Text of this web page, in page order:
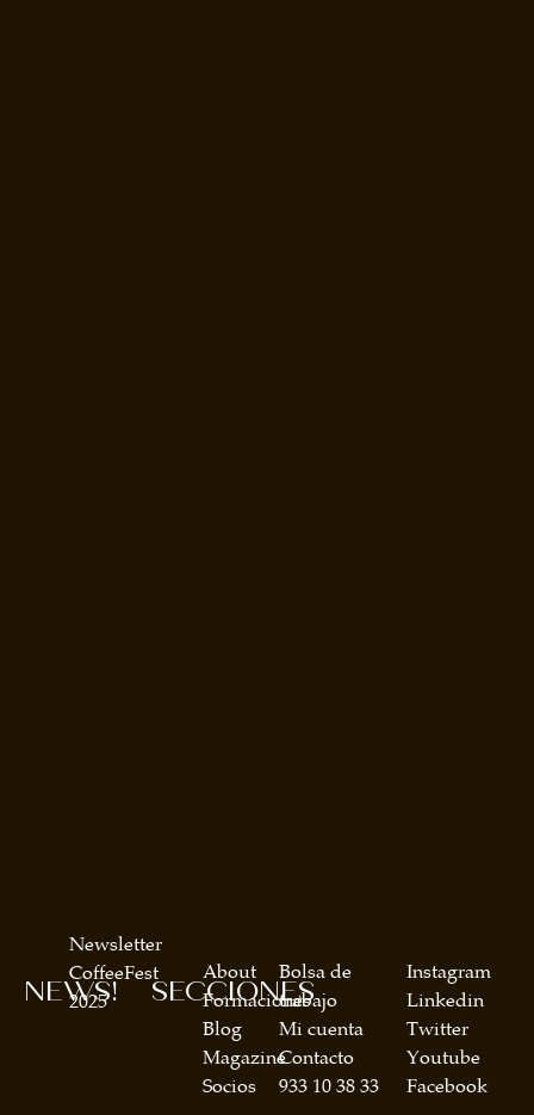
SECCIONES
About
Formaciones
Blog
Magazine
Socios
Bolsa de
trabajo
Mi cuenta
Contacto
933 10 38 33
NEWS!
Newsletter
CoffeeFest
2025
Instagram
Linkedin
Twitter
Youtube
Facebook